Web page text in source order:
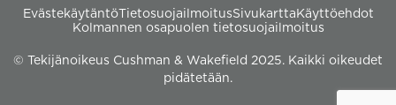
EvästekäytäntöTietosuojailmoitusSivukartta Käyttöehdot
Kolmannen osapuolen tietosuojailmoitus
© Tekijänoikeus Cushman & Wakefield 2025. Kaikki oikeudet
pidätetään.